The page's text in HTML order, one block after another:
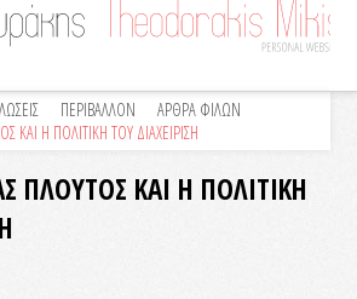
ΠΕΡΙΒΑΛΛΟΝ
ΑΡΘΡΑ ΦΙΛΩΝ
Η ΠΟΛΙΤΙΚΗ ΤΟΥ ΔΙΑΧΕΙΡΙΣΗ
ΠΛΟΥΤΟΣ ΚΑΙ Η ΠΟΛΙΤΙΚΗ